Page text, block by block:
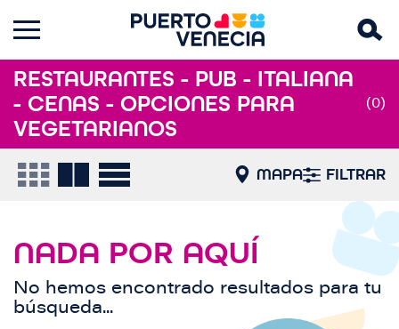
RESTAURANTES - PUB - ITALIANA
- CENAS - OPCIONES PARA
VEGETARIANOS
(0)
MAPA FILTRAR
NADA POR AQUÍ
No hemos encontrado resultados para tu
búsqueda...